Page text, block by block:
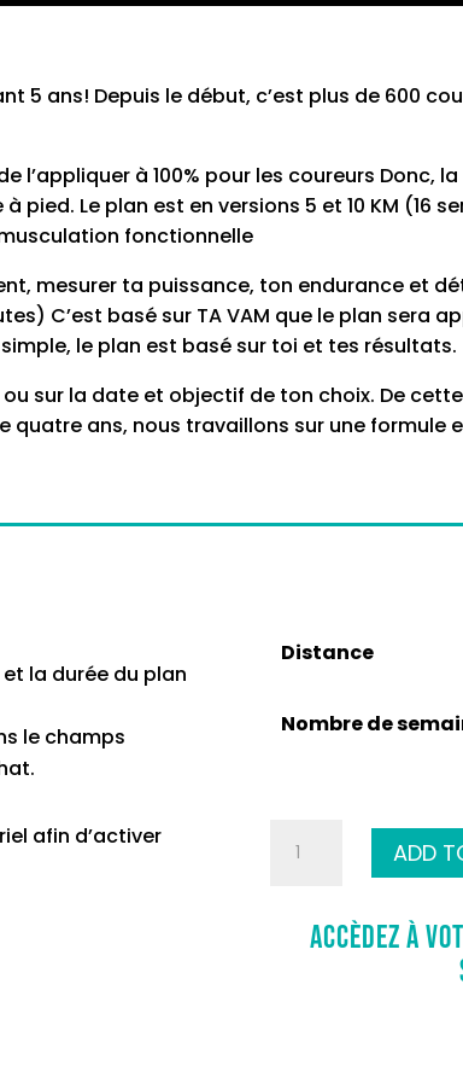
5 ans! Depuis le début, c’est plus de 600
à 100% pour les coureurs Donc,
Le plan est en versions 5 et 10 KM (16
fonctionnelle
mesurer ta puissance, ton endurance et
C’est basé sur TA VAM que le plan sera
le plan est basé sur toi et tes résultats.
sur la date et objectif de ton choix. De
ans, nous travaillons sur une formule
la durée du plan
le champs
afin d’activer
Distance
Nombre de
plan
course
ADD
accèdez à